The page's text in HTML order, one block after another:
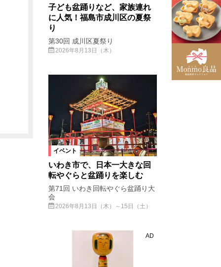
子ども盆踊りなど、家族連れ
に人気！福島市成川区の夏祭
り
第30回 成川区夏祭り
2026年8月13日（木）
イベント
いわき市で、日本一大きな回
転やぐらと盆踊りを楽しむ
第71回 いわき回転やぐら盆踊り大
会
2026年8月13日（木）～15日（土）
AD